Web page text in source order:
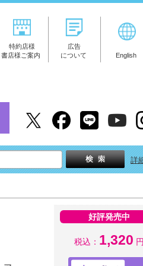
特約店様
書店様ご案内
広告
について
English
詳
好評発売中
税込： 1,320 円